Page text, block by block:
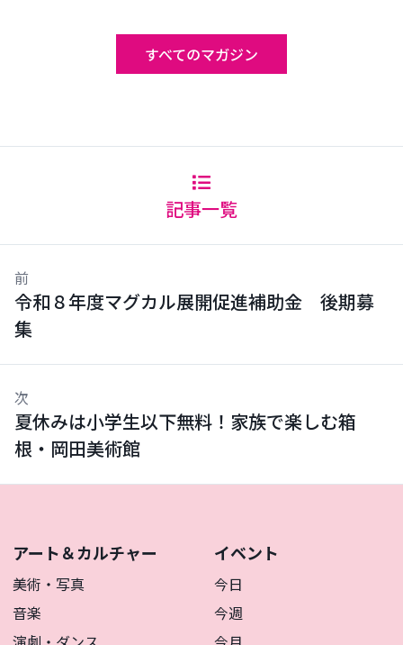
すべてのマガジン
記事一覧
前
令和８年度マグカル展開促進補助金 後期募
集
次
夏休みは小学生以下無料！家族で楽しむ箱
根・岡田美術館
アート＆カルチャー
美術・写真
音楽
イベント
今日
今週